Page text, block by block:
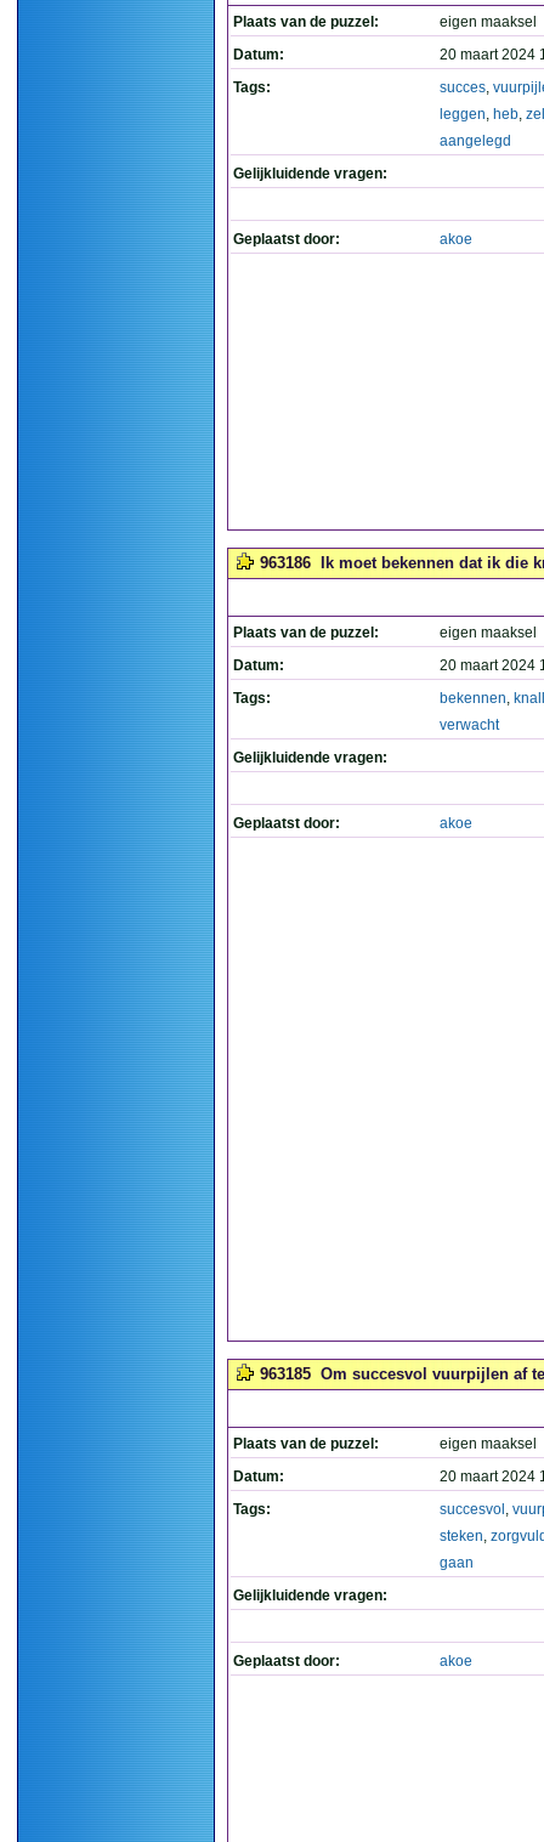
Plaats van de puzzel:
eigen maaksel
Datum:
20 maart 2024
Tags:
succes,
leggen, heb,
aangelegd
Gelijkluidende vragen:
Geplaatst door: akoe
963186 Ik moet bekennen dat ik die
Plaats van de puzzel:
eigen maaksel
Datum:
20 maart 2024
Tags:
bekennen,
verwacht
Gelijkluidende vragen:
Geplaatst door: akoe
963185 Om succesvol vuurpijlen af
Plaats van de puzzel:
eigen maaksel
Datum:
20 maart 2024
Tags:
succesvol ,
steken,
gaan
Gelijkluidende vragen:
Geplaatst door: akoe